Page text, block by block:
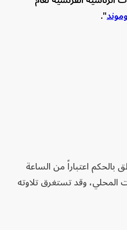
".
بالحكم اعتباراً من الساعة
المحلي، وقد تستغرق تلاوته